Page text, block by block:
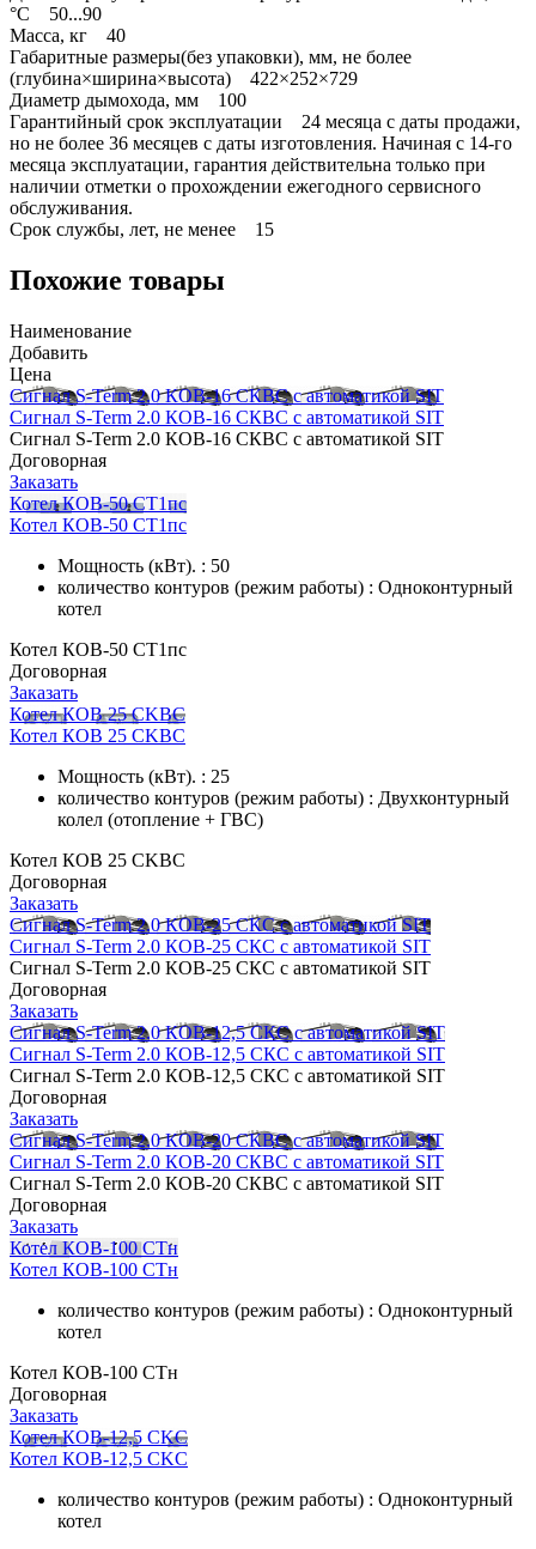
°С 50...90
Масса, кг 40
Габаритные размеры(без упаковки), мм, не более
(глубина×ширина×высота) 422×252×729
Диаметр дымохода, мм 100
Гарантийный срок эксплуатации 24 месяца с даты продажи,
но не более 36 месяцев с даты изготовления. Начиная с 14-го
месяца эксплуатации, гарантия действительна только при
наличии отметки о прохождении ежегодного сервисного
обслуживания.
Срок службы, лет, не менее 15
Похожие товары
Наименование
Добавить
Цена
Сигнал S-Term 2.0 КОВ-16 СКВС с автоматикой SIT
Сигнал S-Term 2.0 КОВ-16 СКВС с автоматикой SIT
Сигнал S-Term 2.0 КОВ-16 СКВС с автоматикой SIT
Договорная
Заказать
Котел КОВ-50 СТ1пс
Котел КОВ-50 СТ1пс
Мощность (кВт). : 50
количество контуров (режим работы) : Одноконтурный
котел
Котел КОВ-50 СТ1пс
Договорная
Заказать
Котел КОВ 25 СKBC
Котел КОВ 25 СKBC
Мощность (кВт). : 25
количество контуров (режим работы) : Двухконтурный
колел (отопление + ГВС)
Котел КОВ 25 СKBC
Договорная
Заказать
Сигнал S-Term 2.0 КОВ-25 СКС с автоматикой SIT
Сигнал S-Term 2.0 КОВ-25 СКС с автоматикой SIT
Сигнал S-Term 2.0 КОВ-25 СКС с автоматикой SIT
Договорная
Заказать
Сигнал S-Term 2.0 КОВ-12,5 СКС с автоматикой SIT
Сигнал S-Term 2.0 КОВ-12,5 СКС с автоматикой SIT
Сигнал S-Term 2.0 КОВ-12,5 СКС с автоматикой SIT
Договорная
Заказать
Сигнал S-Term 2.0 КОВ-20 СКВС с автоматикой SIT
Сигнал S-Term 2.0 КОВ-20 СКВС с автоматикой SIT
Сигнал S-Term 2.0 КОВ-20 СКВС с автоматикой SIT
Договорная
Заказать
Котел КОВ-100 СТн
Котел КОВ-100 СТн
количество контуров (режим работы) : Одноконтурный
котел
Котел КОВ-100 СТн
Договорная
Заказать
Котел КОВ-12,5 СKС
Котел КОВ-12,5 СKС
количество контуров (режим работы) : Одноконтурный
котел